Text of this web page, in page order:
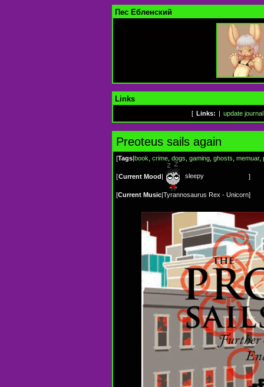
Пес Ебленский
Links
[ Links: update journal
Preoteus sails again
[Tags|book crime dogs gaming ghosts memuar,
[Current Mood| sleepy ]
[Current Music|Tyrannosaurus Rex - Unicorn]